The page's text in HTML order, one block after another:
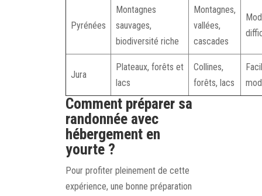
Pyrénées
Montagnes
sauvages,
biodiversité riche
Montagnes,
vallées,
cascades
Jura
Plateaux, forêts et
lacs
Collines,
forêts, lacs
Comment préparer sa
randonnée avec
hébergement en
yourte ?
Pour profiter pleinement de cette
expérience, une bonne préparation